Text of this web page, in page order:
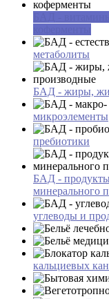
метаболиты
БАД - жиры,
микроэлементы
пребиотики
БАД - продукты
минерального
углеводы и
кальциевых